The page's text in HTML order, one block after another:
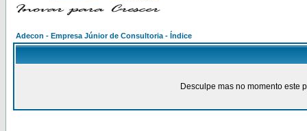
Adecon - Empresa Júnior de Consultoria - Índice
Desculpe mas no momento este